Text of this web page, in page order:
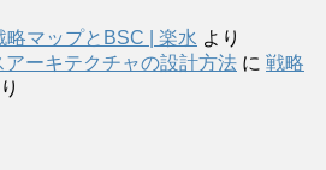
略マップとBSC | 楽水 より
アーキテクチャの設計方法 に 戦略